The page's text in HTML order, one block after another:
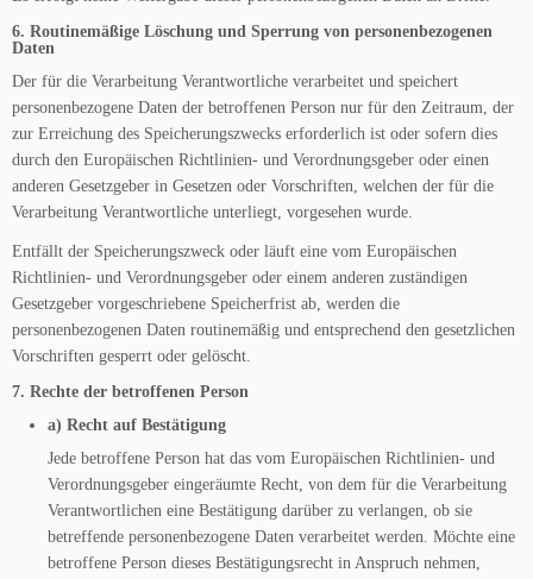
6. Routinemäßige Löschung und Sperrung von personenbezogenen
Daten
Der für die Verarbeitung Verantwortliche verarbeitet und speichert
personenbezogene Daten der betroffenen Person nur für den Zeitraum, der
zur Erreichung des Speicherungszwecks erforderlich ist oder sofern dies
durch den Europäischen Richtlinien- und Verordnungsgeber oder einen
anderen Gesetzgeber in Gesetzen oder Vorschriften, welchen der für die
Verarbeitung Verantwortliche unterliegt, vorgesehen wurde.
Entfällt der Speicherungszweck oder läuft eine vom Europäischen
Richtlinien- und Verordnungsgeber oder einem anderen zuständigen
Gesetzgeber vorgeschriebene Speicherfrist ab, werden die
personenbezogenen Daten routinemäßig und entsprechend den gesetzlichen
Vorschriften gesperrt oder gelöscht.
7. Rechte der betroffenen Person
a) Recht auf Bestätigung
Jede betroffene Person hat das vom Europäischen Richtlinien- und
Verordnungsgeber eingeräumte Recht, von dem für die Verarbeitung
Verantwortlichen eine Bestätigung darüber zu verlangen, ob sie
betreffende personenbezogene Daten verarbeitet werden. Möchte eine
betroffene Person dieses Bestätigungsrecht in Anspruch nehmen,